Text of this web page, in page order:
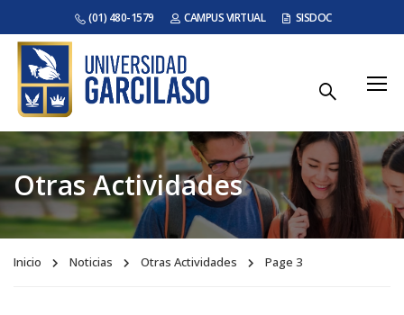
(01) 480-1579 CAMPUS VIRTUAL SISDOC
Otras Actividades
Inicio Noticias Otras Actividades Page 3